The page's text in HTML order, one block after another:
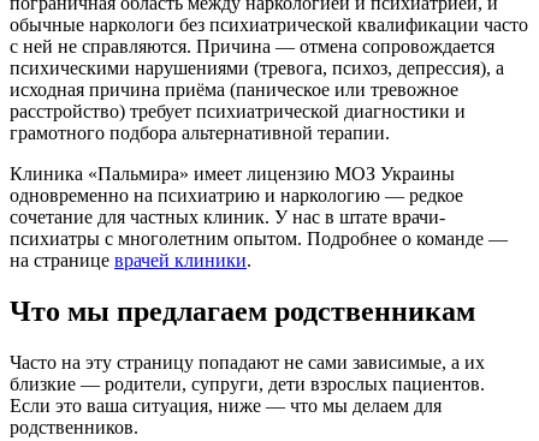
обычные наркологи без психиатрической квалификации часто
с ней не справляются. Причина — отмена сопровождается
психическими нарушениями (тревога, психоз, депрессия), а
исходная причина приёма (паническое или тревожное
расстройство) требует психиатрической диагностики и
грамотного подбора альтернативной терапии.
Клиника «Пальмира» имеет лицензию МОЗ Украины
одновременно на психиатрию и наркологию — редкое
сочетание для частных клиник. У нас в штате врачи-
психиатры с многолетним опытом. Подробнее о команде —
на странице врачей клиники.
Что мы предлагаем родственникам
Часто на эту страницу попадают не сами зависимые, а их
близкие — родители, супруги, дети взрослых пациентов.
Если это ваша ситуация, ниже — что мы делаем для
родственников.